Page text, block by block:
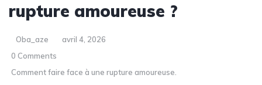
rupture amoureuse ?
Oba_aze
avril 4, 2026
0 Comments
Comment faire face à une rupture amoureuse.